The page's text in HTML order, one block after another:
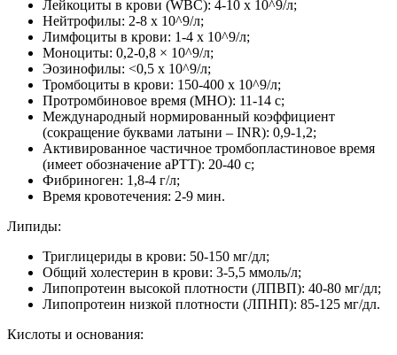
Лейкоциты в крови (WBC): 4-10 x 10^9/л;
Нейтрофилы: 2-8 x 10^9/л;
Лимфоциты в крови: 1-4 х 10^9/л;
Моноциты: 0,2-0,8 × 10^9/л;
Эозинофилы: <0,5 х 10^9/л;
Тромбоциты в крови: 150-400 x 10^9/л;
Протромбиновое время (МНО): 11-14 с;
Международный нормированный коэффициент
(сокращение буквами латыни – INR): 0,9-1,2;
Активированное частичное тромбопластиновое время
(имеет обозначение aPTT): 20-40 с;
Фибриноген: 1,8-4 г/л;
Время кровотечения: 2-9 мин.
Липиды:
Триглицериды в крови: 50-150 мг/дл;
Общий холестерин в крови: 3-5,5 ммоль/л;
Липопротеин высокой плотности (ЛПВП): 40-80 мг/дл;
Липопротеин низкой плотности (ЛПНП): 85-125 мг/дл.
Кислоты и основания: